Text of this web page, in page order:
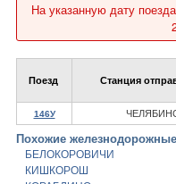
На указанную дату
Поезд Станция
146У
Похожие
БЕЛОКОРОВИЧИ
КИШКОРОШ